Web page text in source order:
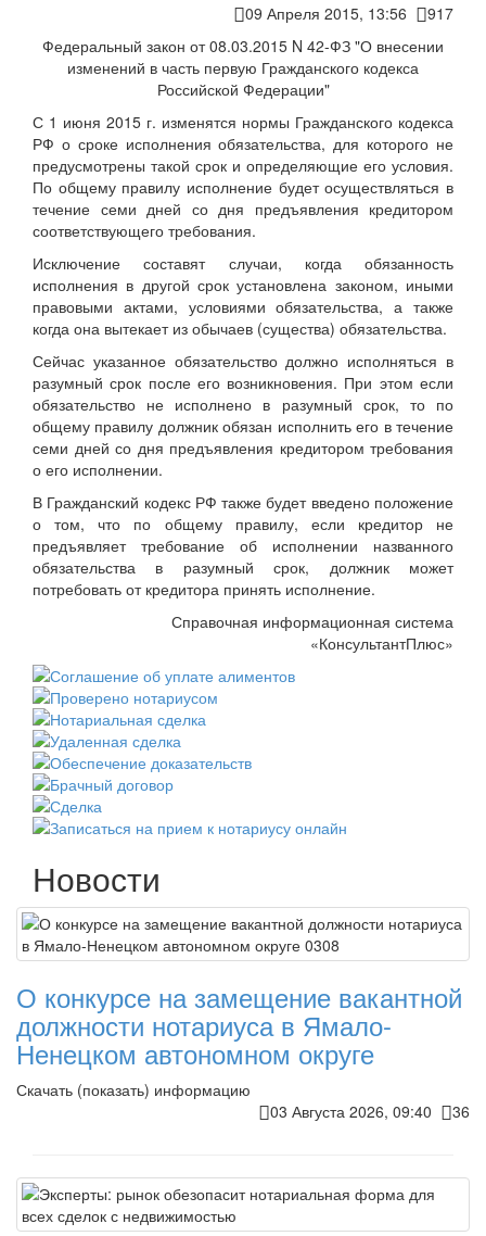
09 Апреля 2015, 13:56
917
Федеральный закон от 08.03.2015 N 42-ФЗ "О внесении
изменений в часть первую Гражданского кодекса
Российской Федерации"
С 1 июня 2015 г. изменятся нормы Гражданского кодекса
РФ о сроке исполнения обязательства, для которого не
предусмотрены такой срок и определяющие его условия.
По общему правилу исполнение будет осуществляться в
течение семи дней со дня предъявления кредитором
соответствующего требования.
Исключение составят случаи, когда обязанность
исполнения в другой срок установлена законом, иными
правовыми актами, условиями обязательства, а также
когда она вытекает из обычаев (существа) обязательства.
Сейчас указанное обязательство должно исполняться в
разумный срок после его возникновения. При этом если
обязательство не исполнено в разумный срок, то по
общему правилу должник обязан исполнить его в течение
семи дней со дня предъявления кредитором требования
о его исполнении.
В Гражданский кодекс РФ также будет введено положение
о том, что по общему правилу, если кредитор не
предъявляет требование об исполнении названного
обязательства в разумный срок, должник может
потребовать от кредитора принять исполнение.
Справочная информационная система
«КонсультантПлюс»
Новости
О конкурсе на замещение вакантной
должности нотариуса в Ямало-
Ненецком автономном округе
Скачать (показать) информацию
03 Августа 2026, 09:40
36